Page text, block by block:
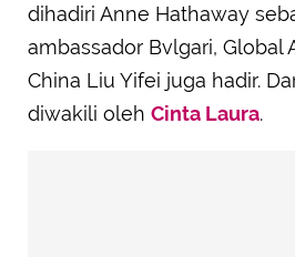
dihadiri Anne Hathaway
ambassador Bvlgari, Global
China Liu Yifei juga hadir.
diwakili oleh Cinta Laura.